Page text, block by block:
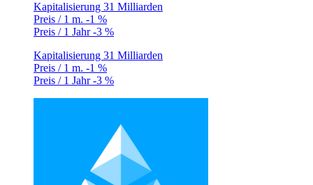
Kapitalisierung 31 Milliarden
Preis / 1 m. -1 %
Preis / 1 Jahr-3 %
Kapitalisierung 31 Milliarden
Preis / 1 m. -1 %
Preis / 1 Jahr-3 %